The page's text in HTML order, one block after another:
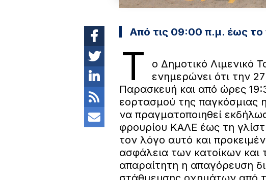
Από τις 09:00 π.μ. έως
Τ
ο Δημοτικό Λιμενικό
ενημερώνει ότι την
Παρασκευή και από ώρες
εορτασμού της παγκόσμιας
να πραγματοποιηθεί
φρουρίου ΚΑΛΕ έως τη
τον λόγο αυτό και
ασφάλεια των κατοίκων και
απαραίτητη η απαγόρευση